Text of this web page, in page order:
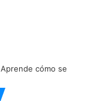
Aprende cómo se